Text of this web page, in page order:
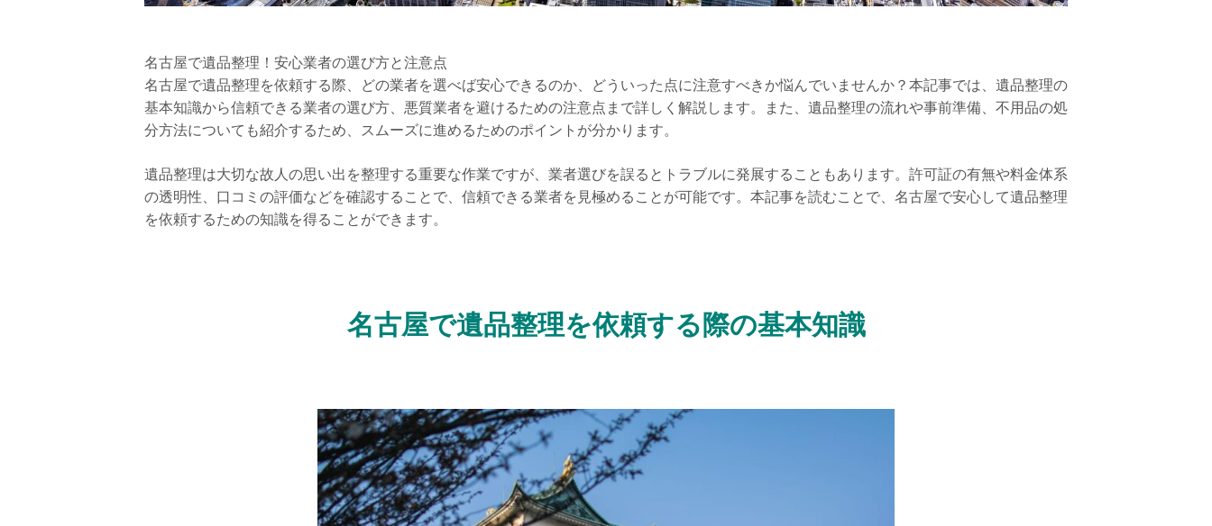
名古屋で遺品整理！安心業者の選び方と注意点
名古屋で遺品整理を依頼する際、どの業者を選べば安心できるのか、どういった点に注意すべきか悩んでいませんか？本記事では、遺品整理の
基本知識から信頼できる業者の選び方、悪質業者を避けるための注意点まで詳しく解説します。また、遺品整理の流れや事前準備、不用品の処
分方法についても紹介するため、スムーズに進めるためのポイントが分かります。
遺品整理は大切な故人の思い出を整理する重要な作業ですが、業者選びを誤るとトラブルに発展することもあります。許可証の有無や料金体系
の透明性、口コミの評価などを確認することで、信頼できる業者を見極めることが可能です。本記事を読むことで、名古屋で安心して遺品整理
を依頼するための知識を得ることができます。
名古屋で遺品整理を依頼する際の基本知識